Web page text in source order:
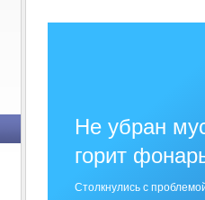
Не убран
горит
Столкнулись с